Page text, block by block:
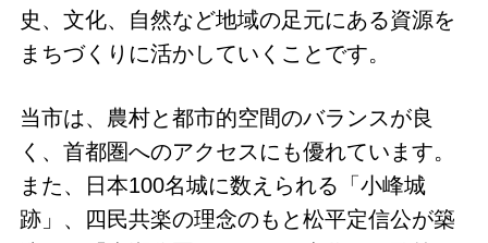
史、文化、自然など地域の足元にある資源を
まちづくりに活かしていくことです。
当市は、農村と都市的空間のバランスが良
く、首都圏へのアクセスにも優れています。
また、日本100名城に数えられる「小峰城
跡」、四民共楽の理念のもと松平定信公が築